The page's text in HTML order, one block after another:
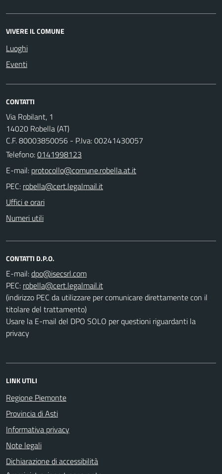
VIVERE IL COMUNE
Luoghi
Eventi
CONTATTI
Via Robilant, 1
14020 Robella (AT)
C.F. 80003850056 - P.Iva: 00241430057
Telefono:0141998123
E-mail:
PEC:
Uffici e orari
Numeri utili
CONTATTI D.P.O.
E-mail:
PEC:
(indirizzo PEC da utilizzare per comunicare direttamente con il
titolare del trattamento)
Usare la E-mail del DPO SOLO per questioni riguardanti la
privacy
LINK UTILI
Regione Piemonte
Provincia di Asti
Informativa privacy
Note legali
Dichiarazione di accessibilità